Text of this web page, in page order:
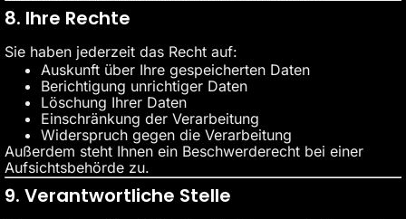
8. Ihre Rechte
Sie haben jederzeit das Recht auf:
Auskunft über Ihre gespeicherten Daten
Berichtigung unrichtiger Daten
Löschung Ihrer Daten
Einschränkung der Verarbeitung
Widerspruch gegen die Verarbeitung
Außerdem steht Ihnen ein Beschwerderecht bei einer
Aufsichtsbehörde zu.
9. Verantwortliche Stelle